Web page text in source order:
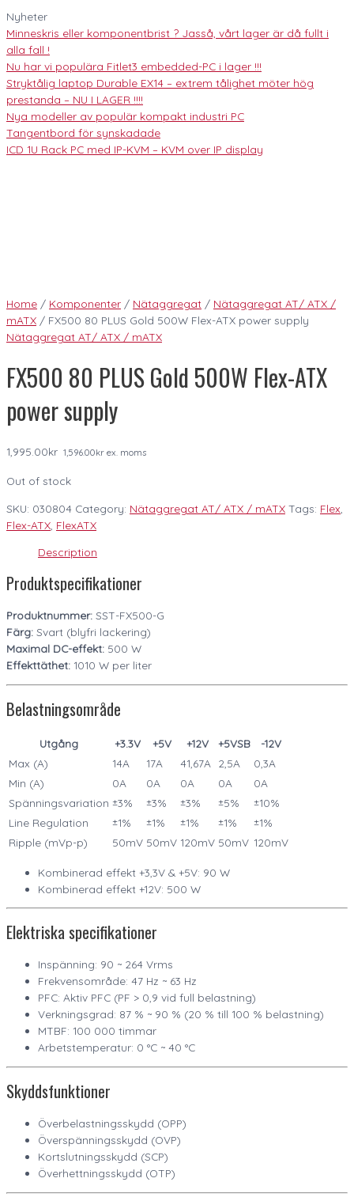
Nyheter
Minneskris eller komponentbrist ? Jasså, vårt lager är då fullt i
alla fall !
Nu har vi populära Fitlet3 embedded-PC i lager !!!
Stryktålig laptop Durable EX14 – extrem tålighet möter hög
prestanda – NU I LAGER !!!!
Nya modeller av populär kompakt industri PC
Tangentbord för synskadade
ICD 1U Rack PC med IP-KVM – KVM over IP display
Home / Komponenter / Nätaggregat / Nätaggregat AT/ ATX /
mATX / FX500 80 PLUS Gold 500W Flex-ATX power supply
Nätaggregat AT/ ATX / mATX
FX500 80 PLUS Gold 500W Flex-ATX
power supply
1,995.00kr 1,596.00kr ex. moms
Out of stock
SKU: 030804 Category: Nätaggregat AT/ ATX / mATX Tags: Flex
Flex-ATX FlexATX
Description
Produktspecifikationer
Produktnummer: SST-FX500-G
Färg: Svart (blyfri lackering)
Maximal DC-effekt: 500 W
Effekttäthet: 1010 W per liter
Belastningsområde
Utgång +3.3V +5V +12V +5VSB
-12V
Max (A)
14A 17A 41,67A 2,5A
0,3A
Min (A)
0A 0A 0A 0A
0A
Spänningsvariation ±3% ±3% ±3% ±5%
±10%
Line Regulation
±1% ±1% ±1% ±1%
±1%
Ripple (mVp-p)
50mV 50mV 120mV 50mV 120mV
Kombinerad effekt +3,3V & +5V: 90 W
Kombinerad effekt +12V: 500 W
Elektriska specifikationer
Inspänning: 90 ~ 264 Vrms
Frekvensområde: 47 Hz ~ 63 Hz
PFC: Aktiv PFC (PF > 0,9 vid full belastning)
Verkningsgrad: 87 % ~ 90 % (20 % till 100 % belastning)
MTBF: 100 000 timmar
Arbetstemperatur: 0 °C ~ 40 °C
Skyddsfunktioner
Överbelastningsskydd (OPP)
Överspänningsskydd (OVP)
Kortslutningsskydd (SCP)
Överhettningsskydd (OTP)